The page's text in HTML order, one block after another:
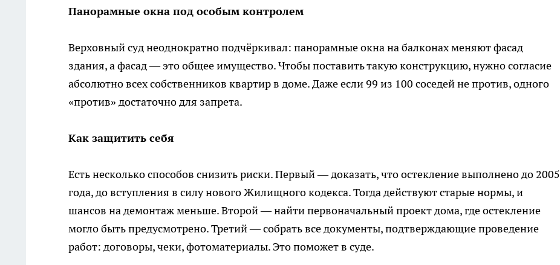
Панорамные окна под особым контролем
Верховный суд неоднократно подчёркивал: панорамные окна на балконах меняют фасад
здания, а фасад — это общее имущество. Чтобы поставить такую конструкцию, нужно согласие
абсолютно всех собственников квартир в доме. Даже если 99 из 100 соседей не против, одного
«против» достаточно для запрета.
Как защитить себя
Есть несколько способов снизить риски. Первый — доказать, что остекление выполнено до 2005
года, до вступления в силу нового Жилищного кодекса. Тогда действуют старые нормы, и
шансов на демонтаж меньше. Второй — найти первоначальный проект дома, где остекление
могло быть предусмотрено. Третий — собрать все документы, подтверждающие проведение
работ: договоры, чеки, фотоматериалы. Это поможет в суде.